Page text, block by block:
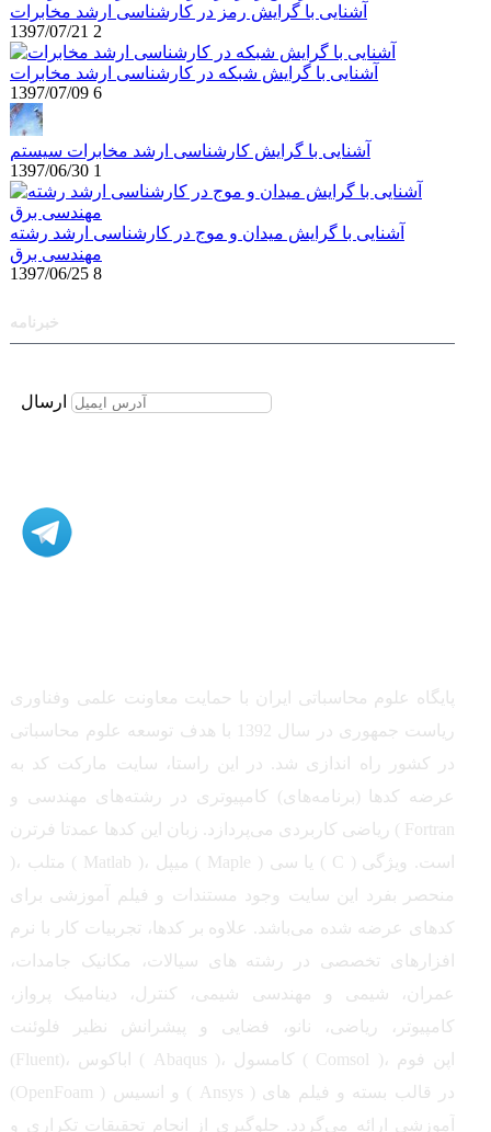
آشنایی با گرایش رمز در کارشناسی ارشد مخابرات
1397/07/21 2
آشنایی با گرایش شبکه در کارشناسی ارشد مخابرات
1397/07/09 6
آشنایی با گرایش کارشناسی ارشد مخابرات سیستم
1397/06/30 1
آشنایی با گرایش میدان و موج در کارشناسی ارشد رشته
مهندسی برق
1397/06/25 8
خبرنامه
ارسال
پایگاه علوم محاسباتی ایران با حمایت معاونت علمی وفناوری
ریاست جمهوری در سال 1392 با هدف توسعه علوم محاسباتی
در کشور راه اندازی شد. در این راستا، سایت مارکت کد به
عرضه کدها (برنامه‌های) کامپیوتری در رشته‌های مهندسی و
ریاضی کاربردی می‌پردازد. زبان این کدها عمدتا فرترن ( Fortran
)، متلب ( Matlab )، میپل ( Maple ) یا سی ( C ) است. ویژگی
منحصر بفرد این سایت وجود مستندات و فیلم آموزشی برای
کدهای عرضه شده می‌باشد. علاوه بر کدها، تجربیات کار با نرم
افزارهای تخصصی در رشته های سیالات، مکانیک جامدات،
عمران، شیمی و مهندسی شیمی، کنترل، دینامیک پرواز،
کامپیوتر، ریاضی، نانو، فضایی و پیشرانش نظیر فلوئنت
(Fluent)، اباکوس ( Abaqus )، کامسول ( Comsol )، اپن فوم
(OpenFoam ) و انسیس ( Ansys ) در قالب بسته‌ و فیلم های
آموزشی ارائه می‌گردد. جلوگیری از انجام تحقیقات تکراری و